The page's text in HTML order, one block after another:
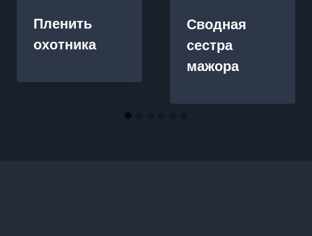
Пленить
охотника
Сводная
сестра
мажора